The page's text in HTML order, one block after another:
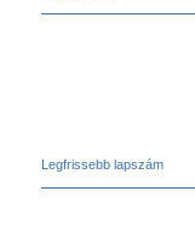
Legfrissebb lapszám